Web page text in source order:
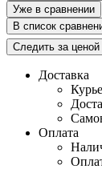
Уже в сравнении
В список
Следить за ценой
Доставка
Оплата